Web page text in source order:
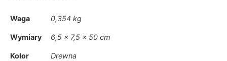
Waga 0,354 kg
Wymiary 6,5 × 7,5 × 50 cm
Kolor Drewna